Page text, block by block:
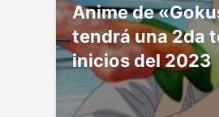
Anime de
tendrá una 2da
inicios del 2023